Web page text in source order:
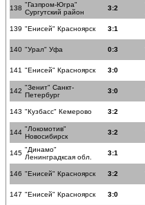
138 "Газпром-Югра"
Сургутский район
3:2
139 "Енисей" Красноярск 3:1
140 "Урал" Уфа 0:3
141 "Енисей" Красноярск 3:0
142 "Зенит" Санкт-
Петербург
3:0
143 "Кузбасс" Кемерово 3:2
144 "Локомотив"
Новосибирск
3:2
145 "Динамо"
Ленинградксая обл.
3:1
146 "Енисей" Красноярск 3:2
147 "Енисей" Красноярск 3:0